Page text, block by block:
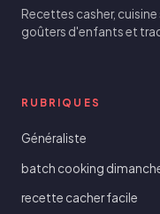
Recettes casher,
goûters d'enfants et
RUBRIQUES
Généraliste
batch cooking
recette cacher facile